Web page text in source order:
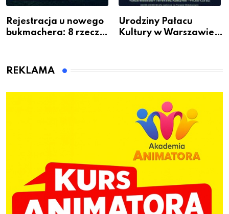
Rejestracja u nowego
bukmachera: 8 rzeczy,
Urodziny Pałacu
Kultury w Warszawie –
REKLAMA